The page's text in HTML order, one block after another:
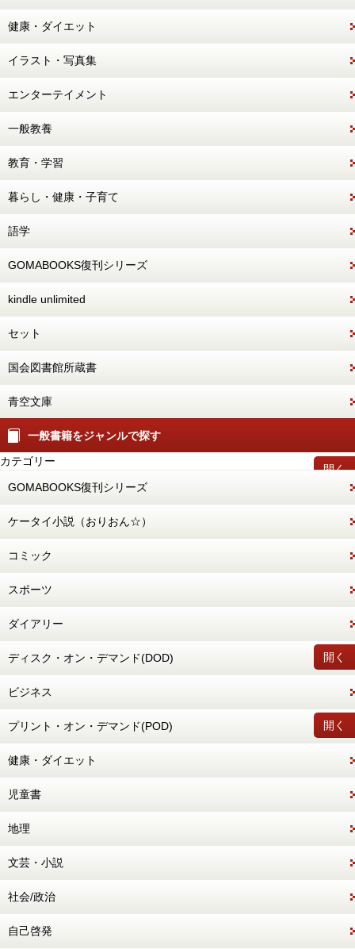
健康・ダイエット
イラスト・写真集
エンターテイメント
一般教養
教育・学習
暮らし・健康・子育て
語学
GOMABOOKS復刊シリーズ
kindle unlimited
セット
国会図書館所蔵書
青空文庫
一般書籍をジャンルで探す
開く
カテゴリー
GOMABOOKS復刊シリーズ
ケータイ小説（おりおん☆）
コミック
スポーツ
ダイアリー
開く
ディスク・オン・デマンド(DOD)
ビジネス
開く
プリント・オン・デマンド(POD)
健康・ダイエット
児童書
地理
文芸・小説
社会/政治
自己啓発